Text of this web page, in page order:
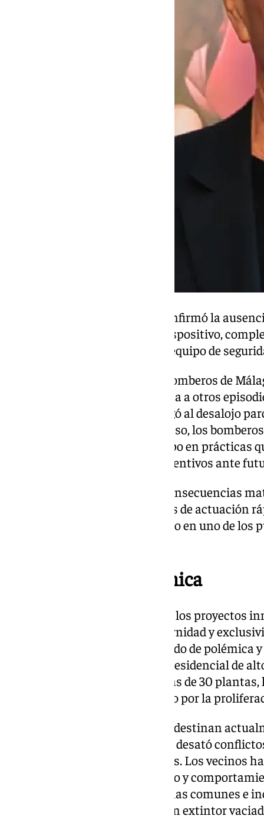
El responsable del operativo confirmó la
y se procedió a la retirada del dispositivo,
con los datos facilitados por el equipo de
La relación entre el cuerpo de bomberos de
es nueva. Este incidente se suma a otros
de 2024, un acto vandálico obligó al desalojo
un extintor. A raíz de aquel suceso, los
campo de pruebas, con un equipo en prácticas
salidas de humo y ensayos preventivos ante
Este nuevo aviso, aunque sin consecuencias
la importancia de los protocolos de actuación
bomberos y seguridad del edificio en uno de
En el foco de la polémica
Las torres de Martiricos, uno de los proyectos
Málaga, es un símbolo de modernidad y
convertido en un terreno abonado de polémica
concebidas como un complejo residencial de
distribuidas en dos torres de más de 30
tranquilidad se ha visto alterado por la
Más del 30% de las viviendas se destinan
cifra que sobre todo al principio desató
diaria entre residentes y turistas. Los vecinos
insalubridad, ruidos, vandalismo y
fiestas, peleas, destrozos en zonas comunes e
emergencia como el aviso por un extintor